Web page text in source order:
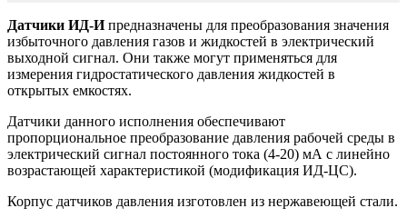
Датчики ИД-Ипредназначены для преобразования значения
избыточного давления газов и жидкостей в электрический
выходной сигнал. Они также могут применяться для
измерения гидростатического давления жидкостей в
открытых емкостях.
Датчики данного исполнения обеспечивают
пропорциональное преобразование давления рабочей среды в
электрический сигнал постоянного тока (4-20) мА с линейно
возрастающей характеристикой (модификация ИД-ЦС).
Корпус датчиков давления изготовлен из нержавеющей стали.